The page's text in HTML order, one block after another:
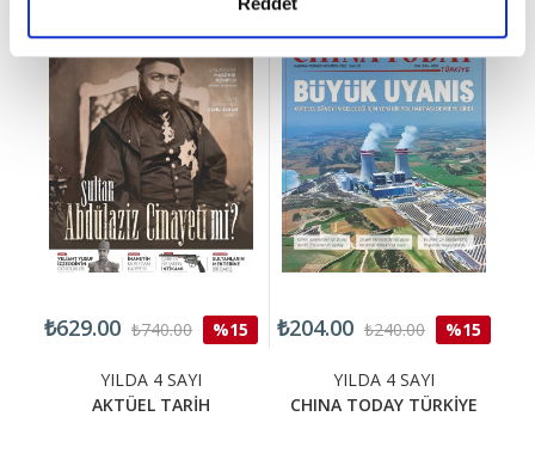
₺629.00 ₺740.00 %15
YILDA 4 SAYI
AKTÜEL TARİH
₺204.00 ₺240.00 %15
YILDA 4 SAYI
CHINA TODAY TÜRKİYE